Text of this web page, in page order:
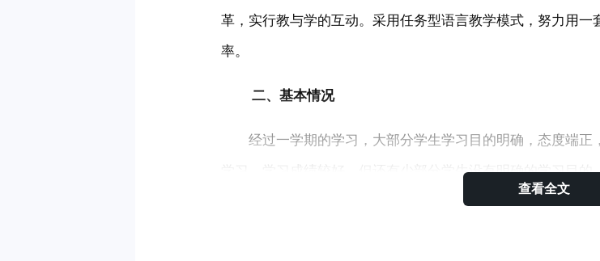
革，实行教与学的互动。采用任务型语言教学模式，努力用
率。
二、基本情况
经过一学期的学习，大部分学生学习目的明确，态度端正
学习，学习成绩较好。但还有少部分学生没有明确的学习目的
查看全文